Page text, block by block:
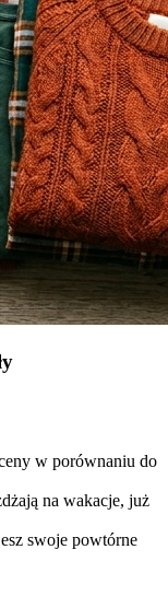
w porównaniu do
na wakacje, już
swoje powtórne